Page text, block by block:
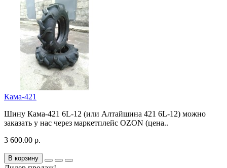
Кама-421
Шину Кама-421 6L-12 (или Алтайшина 421 6L-12) можно
заказать у нас через маркетплейс OZON (цена..
3 600.00 р.
В корзину